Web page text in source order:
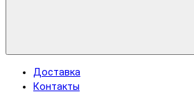
Доставка
Контакты